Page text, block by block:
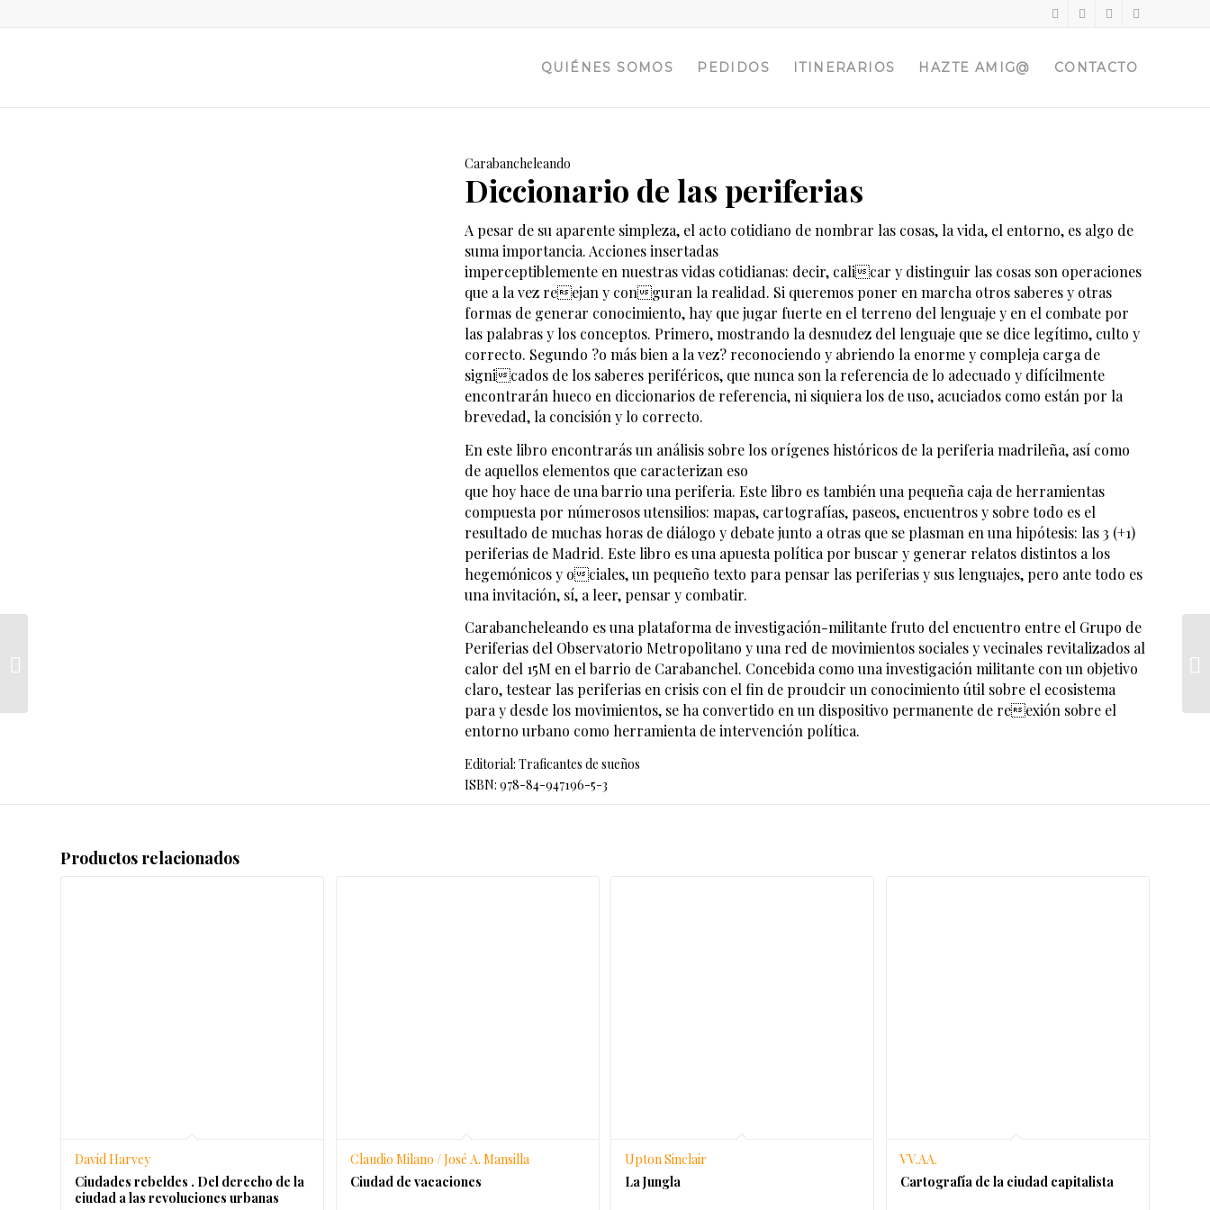
QUIÉNES SOMOS PEDIDOS ITINERARIOS HAZTE AMIG@ CONTACTO
Carabancheleando
Diccionario de las periferias
A pesar de su aparente simpleza, el acto cotidiano de nombrar las cosas, la vida, el entorno, es algo de
suma importancia. Acciones insertadas
imperceptiblemente en nuestras vidas cotidianas: decir, calicar y distinguir las cosas son operaciones
que a la vez reejan y conguran la realidad. Si queremos poner en marcha otros saberes y otras
formas de generar conocimiento, hay que jugar fuerte en el terreno del lenguaje y en el combate por
las palabras y los conceptos. Primero, mostrando la desnudez del lenguaje que se dice legítimo, culto y
correcto. Segundo ?o más bien a la vez? reconociendo y abriendo la enorme y compleja carga de
signicados de los saberes periféricos, que nunca son la referencia de lo adecuado y difícilmente
encontrarán hueco en diccionarios de referencia, ni siquiera los de uso, acuciados como están por la
brevedad, la concisión y lo correcto.
En este libro encontrarás un análisis sobre los orígenes históricos de la periferia madrileña, así como
de aquellos elementos que caracterizan eso
que hoy hace de una barrio una periferia. Este libro es también una pequeña caja de herramientas
compuesta por númerosos utensilios: mapas, cartografías, paseos, encuentros y sobre todo es el
resultado de muchas horas de diálogo y debate junto a otras que se plasman en una hipótesis: las 3 (+1)
periferias de Madrid. Este libro es una apuesta política por buscar y generar relatos distintos a los
hegemónicos y ociales, un pequeño texto para pensar las periferias y sus lenguajes, pero ante todo es
una invitación, sí, a leer, pensar y combatir.
Carabancheleando es una plataforma de investigación-militante fruto del encuentro entre el Grupo de
Periferias del Observatorio Metropolitano y una red de movimientos sociales y vecinales revitalizados al
calor del 15M en el barrio de Carabanchel. Concebida como una investigación militante con un objetivo
claro, testear las periferias en crisis con el fin de proudcir un conocimiento útil sobre el ecosistema
para y desde los movimientos, se ha convertido en un dispositivo permanente de reexión sobre el
entorno urbano como herramienta de intervención política.
Editorial: Traficantes de sueños
ISBN: 978-84-947196-5-3
Productos relacionados
David Harvey
Ciudades rebeldes . Del derecho de la
ciudad a las revoluciones urbanas
Claudio Milano / José A. Mansilla
Ciudad de vacaciones
Upton Sinclair
La Jungla
VV.AA.
Cartografía de la ciudad capitalista